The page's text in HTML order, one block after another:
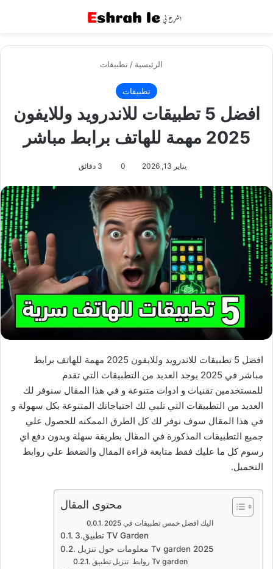
الرئيسية / تطبيقات
تطبيقات
افضل 5 تطبيقات للاندرويد وللايفون
2025 مهمة للهاتف برابط مباشر
يناير 13, 2026 0
افضل 5 تطبيقات للاندرويد وللايفون 2025 مهمة للهاتف برابط
مباشر في 2025 يوجد العديد من التطبيقات التي تقدم
للمستخدمين تقنيات و ادوات متنوعة و في هذا المقال سنوفر لك
العديد من التطبيقات التي تلبي لك احتياجاتك المتنوعة بكل سهولة و
في هذا المقال سوف نوفر لك كل الطرق الممكنه للحصول علي
جميع التطبيقات المذكورة في المقال بطريقة سهلة وبدون دفع اي
رسوم كل ما عليك فقط متابعة قراءة المقال والضغط علي روابط
التحميل.
محتوى المقال
اليك افضل خمس تطبيقات في 2025
3.تطبيق TV Garden
معلومات حول تنزيل Tv garden 2025
روابط تنزيل تطبيق Tv garden